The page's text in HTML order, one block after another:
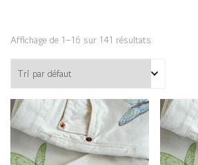
Affichage de 1–16 sur 141 résultats